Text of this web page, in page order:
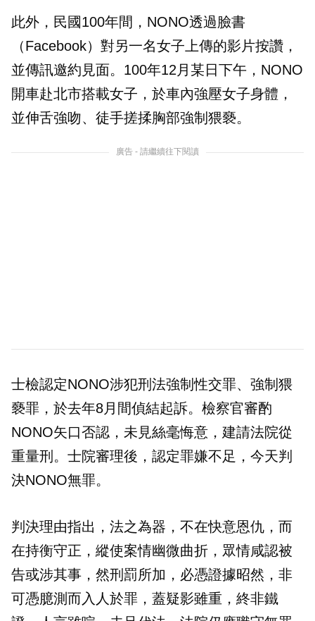
此外，民國100年間，NONO透過臉書
（Facebook）對另一名女子上傳的影片按讚，
並傳訊邀約見面。100年12月某日下午，NONO
開車赴北市搭載女子，於車內強壓女子身體，
並伸舌強吻、徒手搓揉胸部強制猥褻。
廣告 - 請繼續往下閱讀
士檢認定NONO涉犯刑法強制性交罪、強制猥
褻罪，於去年8月間偵結起訴。檢察官審酌
NONO矢口否認，未見絲毫悔意，建請法院從
重量刑。士院審理後，認定罪嫌不足，今天判
決NONO無罪。
判決理由指出，法之為器，不在快意恩仇，而
在持衡守正，縱使案情幽微曲折，眾情咸認被
告或涉其事，然刑罰所加，必憑證據昭然，非
可憑臆測而入人於罪，蓋疑影雖重，終非鐵